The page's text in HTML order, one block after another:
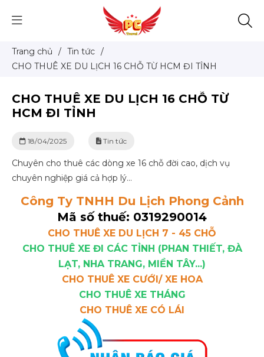
Trang chủ / Tin tức /
CHO THUÊ XE DU LỊCH 16 CHỖ TỪ HCM ĐI TỈNH
CHO THUÊ XE DU LỊCH 16 CHỖ TỪ
HCM ĐI TỈNH
18/04/2025 Tin tức
Chuyên cho thuê các dòng xe 16 chỗ đời cao, dịch vụ
chuyên nghiệp giá cả hợp lý...
Công Ty TNHH Du Lịch Phong Cảnh
Mã số thuế: 0319290014
CHO THUÊ XE DU LỊCH 7 - 45 CHỖ
CHO THUÊ XE ĐI CÁC TỈNH (PHAN THIẾT, ĐÀ
LẠT, NHA TRANG, MIỀN TÂY...)
CHO THUÊ XE CƯỚI/ XE HOA
CHO THUÊ XE THÁNG
CHO THUÊ XE CÓ LÁI